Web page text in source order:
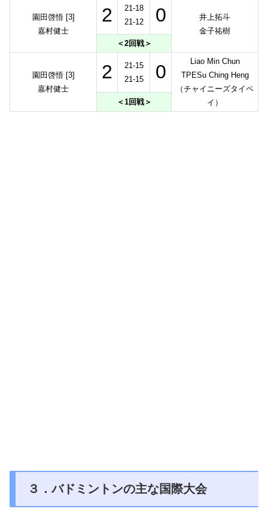
園田啓悟 [3]
嘉村健士
2
21-18
21-12
0
井上拓斗
金子祐樹
＜2回戦＞
園田啓悟 [3]
嘉村健士
2
21-15
21-15
0
Liao Min Chun
TPESu Ching Heng
（チャイニーズタイペ
イ）
＜1回戦＞
３．バドミントンの主な国際大会